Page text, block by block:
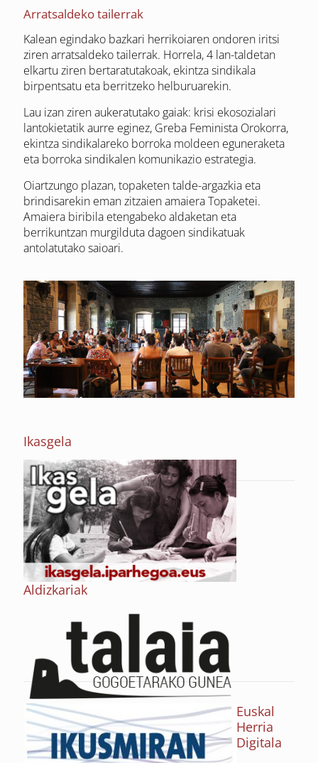
Arratsaldeko tailerrak
Kalean egindako bazkari herrikoiaren ondoren iritsi
ziren arratsaldeko tailerrak. Horrela, 4 lan-taldetan
elkartu ziren bertaratutakoak, ekintza sindikala
birpentsatu eta berritzeko helburuarekin.
Lau izan ziren aukeratutako gaiak: krisi ekosozialari
lantokietatik aurre eginez, Greba Feminista Orokorra,
ekintza sindikalareko borroka moldeen eguneraketa
eta borroka sindikalen komunikazio estrategia.
Oiartzungo plazan, topaketen talde-argazkia eta
brindisarekin eman zitzaien amaiera Topaketei.
Amaiera biribila etengabeko aldaketan eta
berrikuntzan murgilduta dagoen sindikatuak
antolatutako saioari.
Ikasgela
Aldizkariak
Euskal
Herria
Digitala